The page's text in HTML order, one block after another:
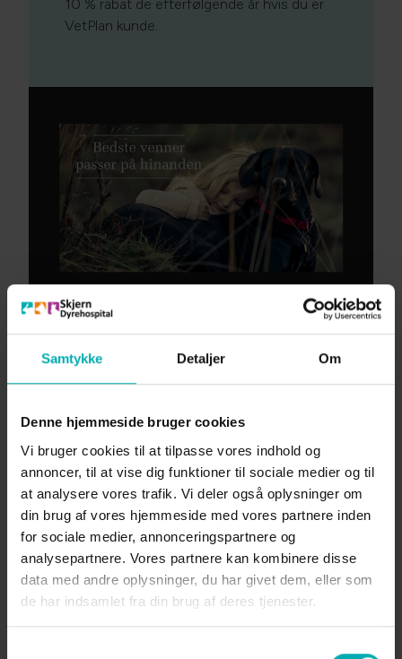
Samtykke Detaljer Om
Denne hjemmeside bruger cookies
Vi bruger cookies til at tilpasse vores indhold og
annoncer, til at vise dig funktioner til sociale medier og til
at analysere vores trafik. Vi deler også oplysninger om
din brug af vores hjemmeside med vores partnere inden
for sociale medier, annonceringspartnere og
analysepartnere. Vores partnere kan kombinere disse
data med andre oplysninger, du har givet dem, eller som
de har indsamlet fra din brug af deres tjenester.
10 % rabat de efterfølgende år hvis du er
VetPlan kunde.
VetPlan
VetPlan er en sundhedsordning, hvor du
både får rabatter og dine kæledyrsudgifter
fordelt ud på hele året. Vi tilbyder VetPlan,
så dit kæledyr sikres regelmæssige
sundhedsundersøgelser, vaccination efter